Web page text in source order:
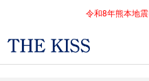
令和8年熊本地